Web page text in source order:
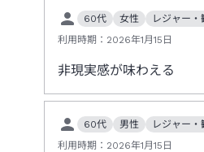
60代 女性
レジャー・
利用時期： 2026年1月15日
非現実感が味わえる
60代 男性
レジャー・
利用時期： 2026年1月15日